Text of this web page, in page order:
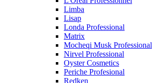
Limba
Lisap
Londa Professional
Matrix
Mocheqi Musk Professional
Nirvel Professional
Oyster Cosmetics
Periche Profesional
Redken